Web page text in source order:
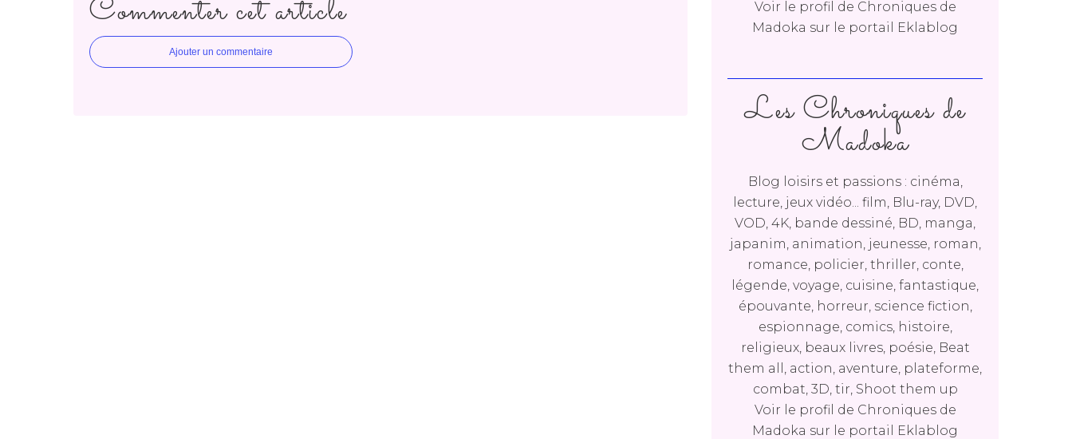
Commenter cet article
Ajouter un commentaire
Les Chroniques de
Madoka
Blog loisirs et passions : cinéma,
lecture, jeux vidéo... film, Blu-ray, DVD,
VOD, 4K, bande dessiné, BD, manga,
japanim, animation, jeunesse, roman,
romance, policier, thriller, conte,
légende, voyage, cuisine, fantastique,
épouvante, horreur, science fiction,
espionnage, comics, histoire,
religieux, beaux livres, poésie, Beat
them all, action, aventure, plateforme,
combat, 3D, tir, Shoot them up
Voir le profil de Chroniques de
Madoka sur le portail Eklablog
Voir le profil de Chroniques de
Madoka sur le portail Eklablog